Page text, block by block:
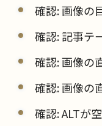
確認: 画像の
確認: 記事テ
確認: 画像の
確認: 画像の
確認: ALTが